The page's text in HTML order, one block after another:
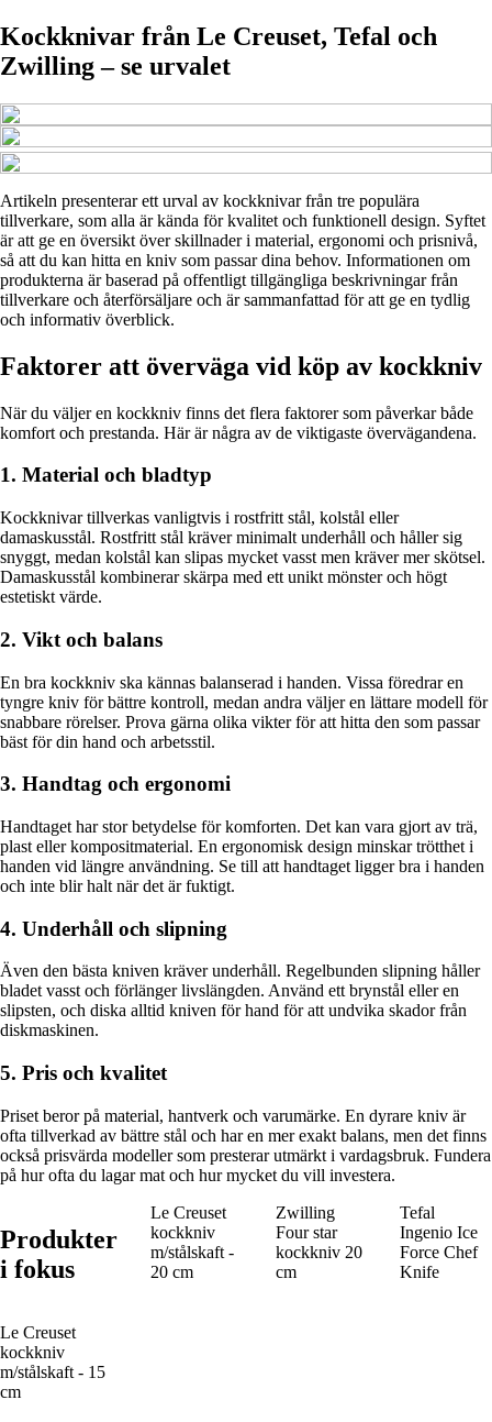
Kockknivar från Le Creuset, Tefal och
Zwilling – se urvalet
Artikeln presenterar ett urval av kockknivar från tre populära
tillverkare, som alla är kända för kvalitet och funktionell design. Syftet
är att ge en översikt över skillnader i material, ergonomi och prisnivå,
så att du kan hitta en kniv som passar dina behov. Informationen om
produkterna är baserad på offentligt tillgängliga beskrivningar från
tillverkare och återförsäljare och är sammanfattad för att ge en tydlig
och informativ överblick.
Faktorer att överväga vid köp av kockkniv
När du väljer en kockkniv finns det flera faktorer som påverkar både
komfort och prestanda. Här är några av de viktigaste övervägandena.
1. Material och bladtyp
Kockknivar tillverkas vanligtvis i rostfritt stål, kolstål eller
damaskusstål. Rostfritt stål kräver minimalt underhåll och håller sig
snyggt, medan kolstål kan slipas mycket vasst men kräver mer skötsel.
Damaskusstål kombinerar skärpa med ett unikt mönster och högt
estetiskt värde.
2. Vikt och balans
En bra kockkniv ska kännas balanserad i handen. Vissa föredrar en
tyngre kniv för bättre kontroll, medan andra väljer en lättare modell för
snabbare rörelser. Prova gärna olika vikter för att hitta den som passar
bäst för din hand och arbetsstil.
3. Handtag och ergonomi
Handtaget har stor betydelse för komforten. Det kan vara gjort av trä,
plast eller kompositmaterial. En ergonomisk design minskar trötthet i
handen vid längre användning. Se till att handtaget ligger bra i handen
och inte blir halt när det är fuktigt.
4. Underhåll och slipning
Även den bästa kniven kräver underhåll. Regelbunden slipning håller
bladet vasst och förlänger livslängden. Använd ett brynstål eller en
slipsten, och diska alltid kniven för hand för att undvika skador från
diskmaskinen.
5. Pris och kvalitet
Priset beror på material, hantverk och varumärke. En dyrare kniv är
ofta tillverkad av bättre stål och har en mer exakt balans, men det finns
också prisvärda modeller som presterar utmärkt i vardagsbruk. Fundera
på hur ofta du lagar mat och hur mycket du vill investera.
Produkter
i fokus
Le Creuset
kockkniv
m/stålskaft -
20 cm
Zwilling
Four star
kockkniv 20
cm
Tefal
Ingenio Ice
Force Chef
Knife
Le Creuset
kockkniv
m/stålskaft - 15
cm